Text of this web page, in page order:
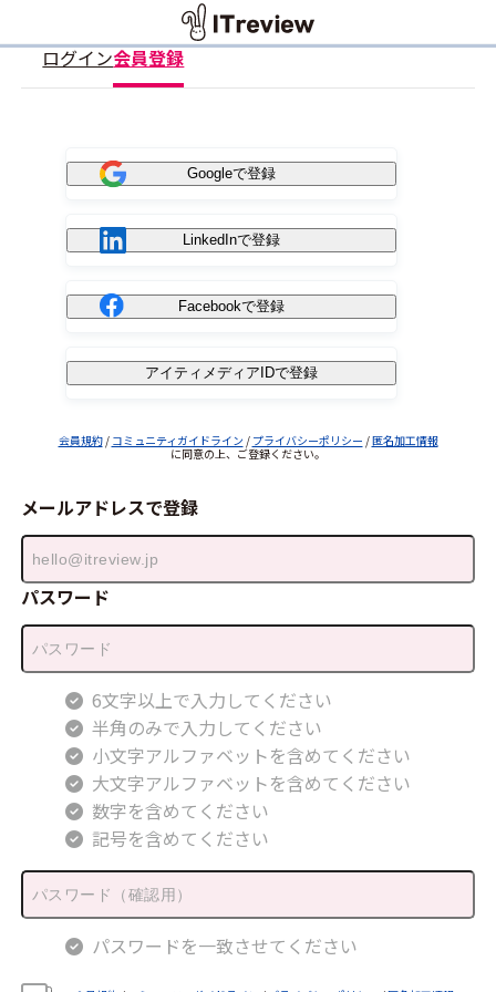
ログイン会員登録
Googleで登録
LinkedInで登録
Facebookで登録
アイティメディアIDで登録
会員規約/ コミュニティガイドライン / プライバシーポリシー /匿名加工情報
に同意の上、ご登録ください。
メールアドレスで登録
パスワード
6文字以上で入力してください
半角のみで入力してください
小文字アルファベットを含めてください
大文字アルファベットを含めてください
数字を含めてください
記号を含めてください
パスワードを一致させてください